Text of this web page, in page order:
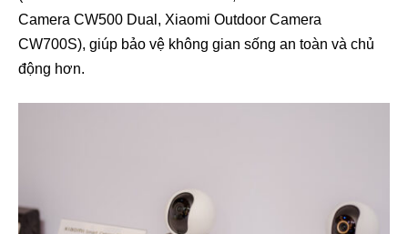
Camera CW500 Dual, Xiaomi Outdoor Camera
CW700S), giúp bảo vệ không gian sống an toàn và chủ
động hơn.